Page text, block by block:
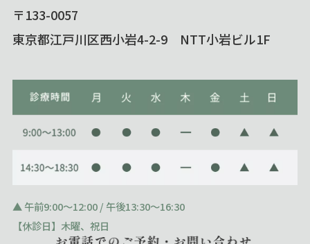
〒133-0057
東京都江戸川区西小岩4-2-9 NTT小岩ビル1F
▲ 午前9:00～12:00 / 午後13:30～16:30
【休診日】木曜、祝日